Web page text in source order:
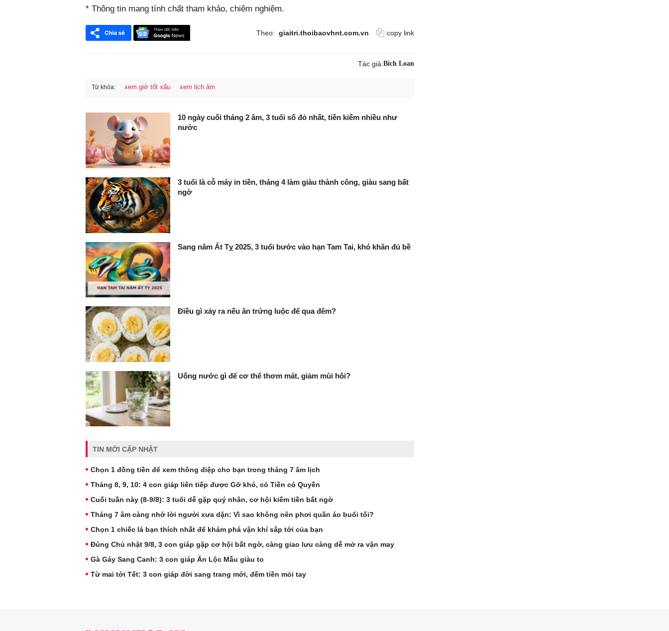
* Thông tin mang tính chất tham khảo, chiêm nghiệm.
Theo: giaitri.thoibaovhnt.com.vn copy link
Tác giả:Bích Loan
Từ khóa: xem giờ tốt xấu xem lịch âm
10 ngày cuối tháng 2 âm, 3 tuổi số đỏ nhất, tiền kiếm nhiều như
nước
3 tuổi là cỗ máy in tiền, tháng 4 làm giàu thành công, giàu sang bất
ngờ
Sang năm Ất Tỵ 2025, 3 tuổi bước vào hạn Tam Tai, khó khăn đủ bề
Điều gì xảy ra nếu ăn trứng luộc để qua đêm?
Uống nước gì để cơ thể thơm mát, giảm mùi hôi?
TIN MỚI CẬP NHẬT
Chọn 1 đồng tiền để xem thông điệp cho bạn trong tháng 7 âm lịch
Tháng 8, 9, 10: 4 con giáp liên tiếp được Gỡ khó, có Tiền có Quyền
Cuối tuần này (8-9/8): 3 tuổi dễ gặp quý nhân, cơ hội kiếm tiền bất ngờ
Tháng 7 âm càng nhớ lời người xưa dặn: Vì sao không nên phơi quần áo buổi tối?
Chọn 1 chiếc lá bạn thích nhất để khám phá vận khí sắp tới của bạn
Đúng Chủ nhật 9/8, 3 con giáp gặp cơ hội bất ngờ, càng giao lưu càng dễ mở ra vận may
Gà Gáy Sang Canh: 3 con giáp Ăn Lộc Mẫu giàu to
Từ mai tới Tết: 3 con giáp đời sang trang mới, đếm tiền mỏi tay